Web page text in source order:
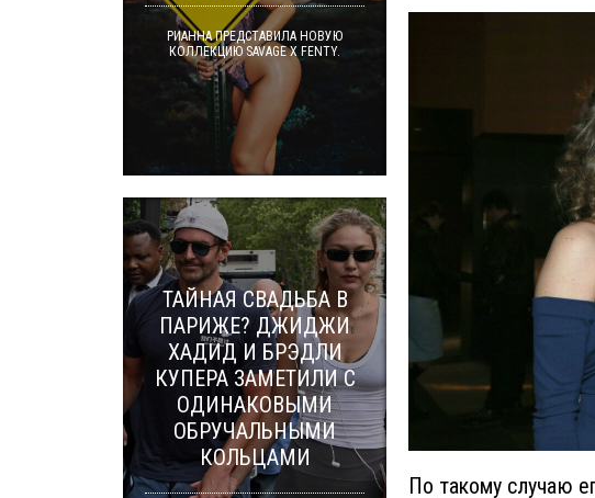
По такому случаю
РИАННА ПРЕДСТАВИЛА НОВУЮ
КОЛЛЕКЦИЮ SAVAGE X FENTY.
ТАЙНАЯ СВАДЬБА В
ПАРИЖЕ? ДЖИДЖИ
ХАДИД И БРЭДЛИ
КУПЕРА ЗАМЕТИЛИ С
ОДИНАКОВЫМИ
ОБРУЧАЛЬНЫМИ
КОЛЬЦАМИ